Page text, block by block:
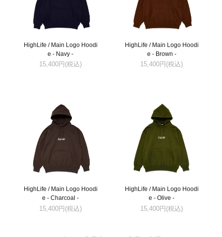
HighLife / Main Logo Hoodi
e - Navy -
15,400円(税込)
HighLife / Main Logo Hoodi
e - Brown -
15,400円(税込)
HighLife / Main Logo Hoodi
e - Charcoal -
15,400円(税込)
HighLife / Main Logo Hoodi
e - Olive -
15,400円(税込)